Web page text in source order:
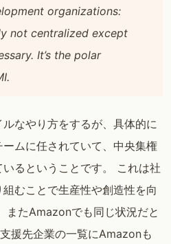
organizations:
not centralized except
It’s the polar
なやり方をするが、具体的に
ムに任されていて、中央集権
るということです。 これは社
むことで生産性や創造性を向
またAmazonでも同じ状況だと
援先企業の一覧にAmazonも